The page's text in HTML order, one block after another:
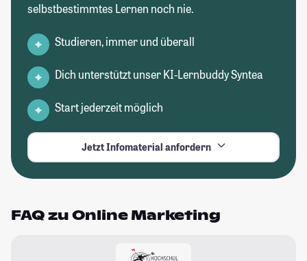
selbstbestimmtes Lernen noch nie.
Studieren, immer und überall
Dich unterstützt unser KI-Lernbuddy Syntea
Start jederzeit möglich
Jetzt Infomaterial anfordern
FAQ zu Online Marketing